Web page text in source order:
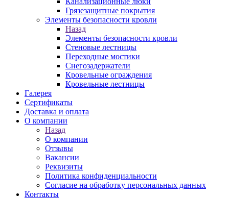
Грязезащитные покрытия
Элементы безопасности кровли
Назад
Элементы безопасности кровли
Стеновые лестницы
Переходные мостики
Снегозадержатели
Кровельные ограждения
Кровельные лестницы
Галерея
Сертификаты
Доставка и оплата
О компании
Назад
О компании
Отзывы
Вакансии
Реквизиты
Политика конфиденциальности
Согласие на обработку персональных данных
Контакты